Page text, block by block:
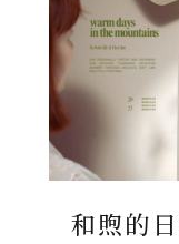
和煦的